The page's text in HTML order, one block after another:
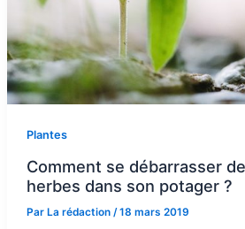
Plantes
Comment se débarrasser
herbes dans son potager ?
Par La rédaction /18 mars 2019